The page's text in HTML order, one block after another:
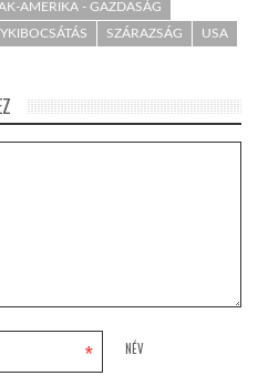
AMERIKA - GAZDASÁG
SZÁRAZSÁG
USA
NÉV
*